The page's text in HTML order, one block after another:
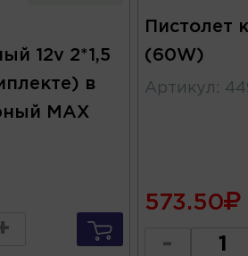
12v 2*1,5
в
MAX
Пистолет
(60W)
Артикул :
573.50
-